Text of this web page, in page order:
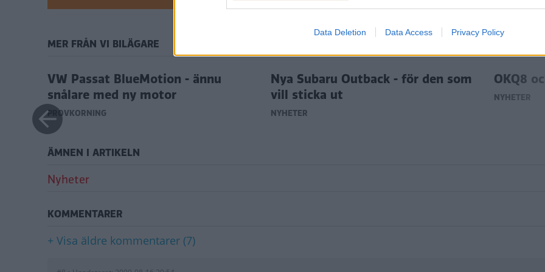
Data Deletion Data Access Privacy Policy
MER FRÅN VI BILÄGARE
VW Passat BlueMotion - ännu
snålare med ny motor
PROVKÖRNING
Nya Subaru Outback - för den som
vill sticka ut
NYHETER
OKQ8
NYHETER
ÄMNEN I ARTIKELN
Nyheter
KOMMENTARER
+ Visa äldre kommentarer (7)